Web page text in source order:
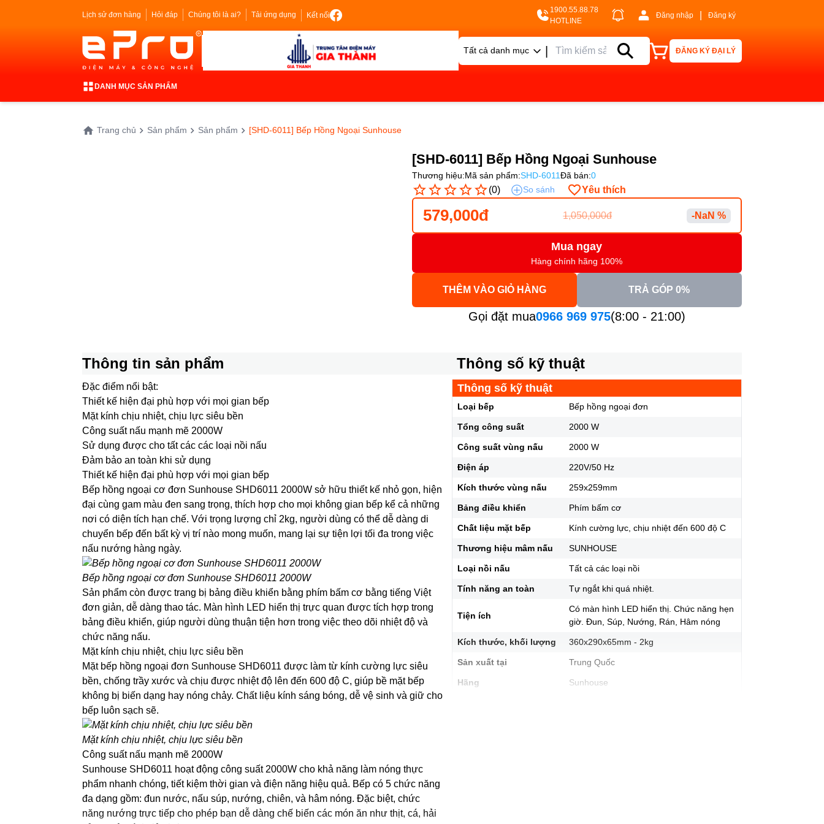
Lịch sử đơn hàng Hỏi đáp Chúng tôi là ai? Tải ứng dụng Kết nối
1900.55.88.78
HOTLINE
Đăng nhập Đăng ký
Tất cả danh mục | ĐĂNG KÝ ĐẠI LÝ
DANH MỤC SẢN PHẨM
Trang chủ Sản phẩm Sản phẩm [SHD-6011] Bếp Hồng Ngoại Sunhouse
[SHD-6011] Bếp Hồng Ngoại Sunhouse
Thương hiệu:Mã sản phẩm:SHD-6011Đã bán:0
(0) So sánh Yêu thích
579,000đ 1,050,000đ -NaN %
Mua ngay
Hàng chính hãng 100%
THÊM VÀO GIỎ HÀNG TRẢ GÓP 0%
Gọi đặt mua0966 969 975(8:00 - 21:00)
Thông tin sản phẩm
Đặc điểm nổi bật:
Thiết kế hiện đại phù hợp với mọi gian bếp
Mặt kính chịu nhiệt, chịu lực siêu bền
Công suất nấu mạnh mẽ 2000W
Sử dụng được cho tất các các loại nồi nấu
Đảm bảo an toàn khi sử dụng
Thiết kế hiện đại phù hợp với mọi gian bếp
Bếp hồng ngoại cơ đơn Sunhouse SHD6011 2000W sở hữu thiết kế nhỏ gọn, hiện
đại cùng gam màu đen sang trọng, thích hợp cho mọi không gian bếp kể cả những
nơi có diện tích hạn chế. Với trọng lượng chỉ 2kg, người dùng có thể dễ dàng di
chuyển bếp đến bất kỳ vị trí nào mong muốn, mang lại sự tiện lợi tối đa trong việc
nấu nướng hàng ngày.
Bếp hồng ngoại cơ đơn Sunhouse SHD6011 2000W
Sản phẩm còn được trang bị bảng điều khiển bằng phím bấm cơ bằng tiếng Việt
đơn giản, dễ dàng thao tác. Màn hình LED hiển thị trực quan được tích hợp trong
bảng điều khiển, giúp người dùng thuận tiện hơn trong việc theo dõi nhiệt độ và
chức năng nấu.
Mặt kính chịu nhiệt, chịu lực siêu bền
Mặt bếp hồng ngoại đơn Sunhouse SHD6011 được làm từ kính cường lực siêu
bền, chống trầy xước và chịu được nhiệt độ lên đến 600 độ C, giúp bề mặt bếp
không bị biến dạng hay nóng chảy. Chất liệu kính sáng bóng, dễ vệ sinh và giữ cho
bếp luôn sạch sẽ.
Mặt kính chịu nhiệt, chịu lực siêu bền
Công suất nấu mạnh mẽ 2000W
Sunhouse SHD6011 hoạt động công suất 2000W cho khả năng làm nóng thực
phẩm nhanh chóng, tiết kiệm thời gian và điện năng hiệu quả. Bếp có 5 chức năng
đa dạng gồm: đun nước, nấu súp, nướng, chiên, và hâm nóng. Đặc biệt, chức
năng nướng trực tiếp cho phép bạn dễ dàng chế biến các món ăn như thịt, cá, hải
Thông số kỹ thuật
Thông số kỹ thuật
Loại bếp Bếp hồng ngoại đơn
Tổng công suất 2000 W
Công suất vùng nấu 2000 W
Điện áp 220V/50 Hz
Kích thước vùng nấu 259x259mm
Bảng điều khiển Phím bấm cơ
Chất liệu mặt bếp Kính cường lực, chịu nhiệt đến 600 độ C
Thương hiệu mâm nấu SUNHOUSE
Loại nồi nấu Tất cả các loại nồi
Tính năng an toàn Tự ngắt khi quá nhiệt.
Tiện ích
Có màn hình LED hiển thị. Chức năng hẹn
giờ. Đun, Súp, Nướng, Rán, Hâm nóng
Kích thước, khối lượng 360x290x65mm - 2kg
Sản xuất tại Trung Quốc
Hãng Sunhouse